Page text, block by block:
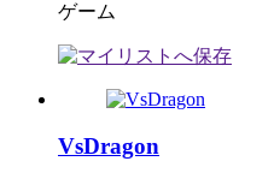
ゲーム
VsDragon